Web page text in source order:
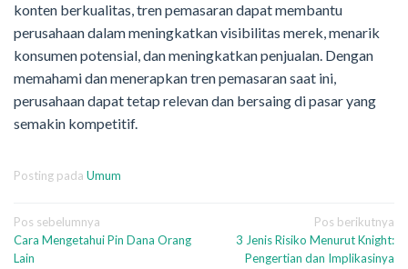
konten berkualitas, tren pemasaran dapat membantu
perusahaan dalam meningkatkan visibilitas merek, menarik
konsumen potensial, dan meningkatkan penjualan. Dengan
memahami dan menerapkan tren pemasaran saat ini,
perusahaan dapat tetap relevan dan bersaing di pasar yang
semakin kompetitif.
Posting pada Umum
Navigasi
pos
Pos sebelumnya
Cara Mengetahui Pin Dana Orang
Lain
Pos berikutnya
3 Jenis Risiko Menurut Knight:
Pengertian dan Implikasinya